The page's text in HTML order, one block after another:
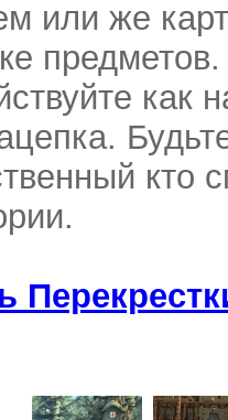
или же
как
кто